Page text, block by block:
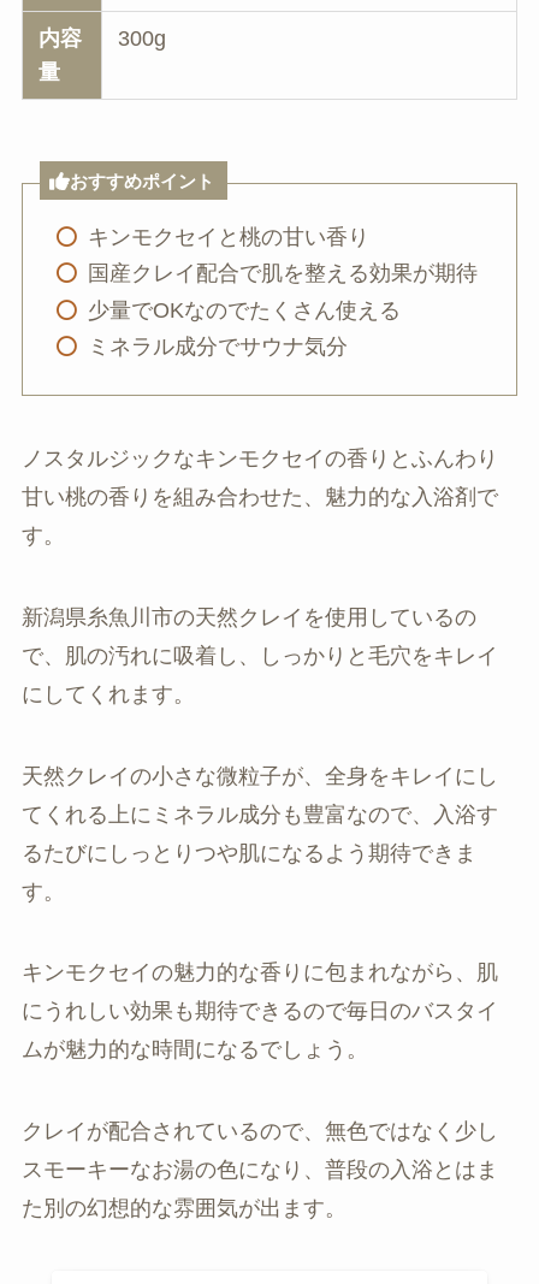
内容
量
300g
おすすめポイント
キンモクセイと桃の甘い香り
国産クレイ配合で肌を整える効果が期待
少量でOKなのでたくさん使える
ミネラル成分でサウナ気分
ノスタルジックなキンモクセイの香りとふんわり
甘い桃の香りを組み合わせた、魅力的な入浴剤で
す。
新潟県糸魚川市の天然クレイを使用しているの
で、肌の汚れに吸着し、しっかりと毛穴をキレイ
にしてくれます。
天然クレイの小さな微粒子が、全身をキレイにし
てくれる上にミネラル成分も豊富なので、入浴す
るたびにしっとりつや肌になるよう期待できま
す。
キンモクセイの魅力的な香りに包まれながら、肌
にうれしい効果も期待できるので毎日のバスタイ
ムが魅力的な時間になるでしょう。
クレイが配合されているので、無色ではなく少し
スモーキーなお湯の色になり、普段の入浴とはま
た別の幻想的な雰囲気が出ます。